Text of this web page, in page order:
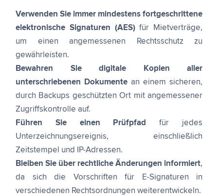
Verwenden Sie immer mindestens fortgeschrittene
elektronische Signaturen (AES)für Mietverträge,
um einen angemessenen Rechtsschutz zu
gewährleisten.
Bewahren Sie digitale Kopien aller
unterschriebenen Dokumente an einem sicheren,
durch Backups geschützten Ort mit angemessener
Zugriffskontrolle auf.
Führen Sie einen Prüfpfad
für jedes
Unterzeichnungsereignis, einschließlich
Zeitstempel und IP-Adressen.
Bleiben Sie über rechtliche Änderungen informiert,
da sich die Vorschriften für E-Signaturen in
verschiedenen Rechtsordnungen weiterentwickeln.